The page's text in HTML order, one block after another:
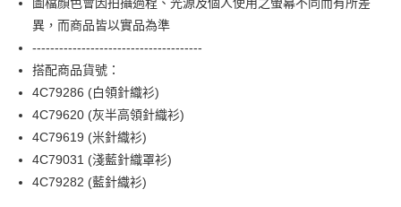
１．簡單：不需註冊會員、不需綁卡、不需儲值。
２．便利：只要手機號碼，簡訊認證，即可結帳。
【「AFTEE先享後付」結帳流程】
１．於結帳方式選擇「AFTEE先享後付」後，將跳轉至「AFTEE先享後付」
結帳頁面，進行簡訊認證並確認金額後，即可完成結帳。
２．訂單成立數日內，您將收到繳費通知簡訊。
３．收到繳費通知簡訊後14天內，點擊此簡訊中的連結，可透過四大超商／
ATM／網路銀行／等多元方式進行付款，方視為交易完成。
※ 請注意：結帳手續完成當下不需立刻繳費，但若您需要取消訂單，請聯絡
購買商品的店家。未經商家同意取消之訂單仍視為有效，需透過AFTEE先享
付款後全家FamilyMart取貨
每筆NT$90，滿NT$3,600(含以上)免運費
付款後7-11取貨
每筆NT$90，滿NT$3,600(含以上)免運費
黑貓宅配
每筆NT$90，滿NT$3,600(含以上)免運費
異，而商品皆以實品為準
--------------------------------------
搭配商品貨號：
4C79286 (白領針織衫)
4C79620 (灰半高領針織衫)
4C79619 (米針織衫)
4C79031 (淺藍針織罩衫)
4C79282 (藍針織衫)